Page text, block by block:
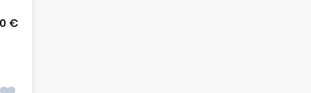
€